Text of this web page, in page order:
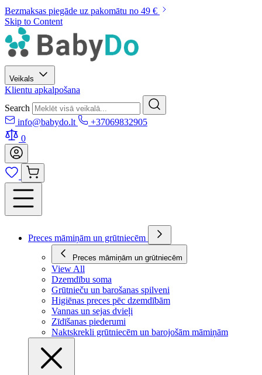
Bezmaksas piegāde uz pakomātu no 49 €
Skip to Content
Veikals
Klientu apkalpošana
Search
info@babydo.lt
+37069832905
0
Preces māmiņām un grūtniecēm
Preces māmiņām un grūtniecēm
View All
Dzemdību soma
Grūtnieču un barošanas spilveni
Higiēnas preces pēc dzemdībām
Vannas un sejas dvieļi
Zīdīšanas piederumi
Naktskrekli grūtniecēm un barojošām māmiņām